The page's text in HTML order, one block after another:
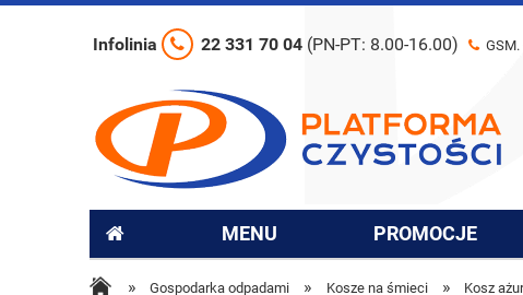
Infolinia 22 331 70 04 (PN-PT: 8.00-16.00)
MENU PROMOCJE
» Gospodarka odpadami » Kosze na śmieci » Kosz